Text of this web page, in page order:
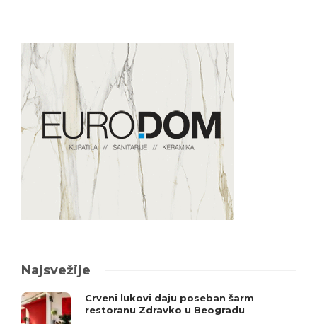
Najsvežije
Crveni lukovi daju poseban šarm
restoranu Zdravko u Beogradu